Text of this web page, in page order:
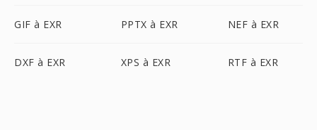
GIF à EXR PPTX à EXR NEF à EXR
DXF à EXR XPS à EXR RTF à EXR